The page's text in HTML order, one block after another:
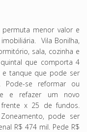
menor valor e
Vila Bonilha,
sala, cozinha e
que comporta 4
tanque que pode ser
se reformar ou
e refazer um novo
x 25 de fundos.
pode ser
R$ 474 mil. Pede R$